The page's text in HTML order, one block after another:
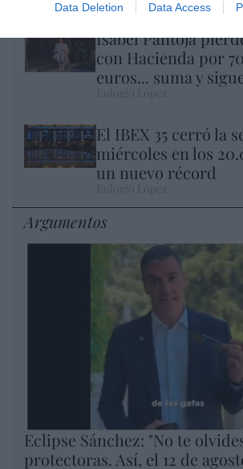
Data Deletion Data Access
Isabel Pantoja
con Hacienda por
euros... suma y
El IBEX 35 cerró la
miércoles en los
un nuevo récord
Argumentos
Eclipse Sánchez: "No te
protectoras. Así, el 12 de